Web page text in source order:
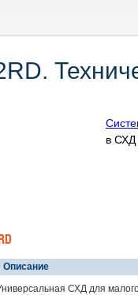
в СХД
Описание
СХД для